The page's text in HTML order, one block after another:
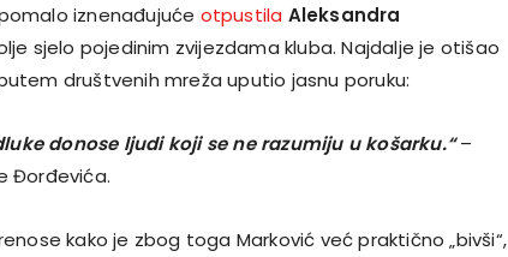
iznenađujuće otpustila Aleksandra
sjelo pojedinim zvijezdama kluba. Najdalje je otišao
društvenih mreža uputio jasnu poruku:
donose ljudi koji se ne razumiju u košarku.“–
Đorđevića.
kako je zbog toga Marković već praktično „bivši“,